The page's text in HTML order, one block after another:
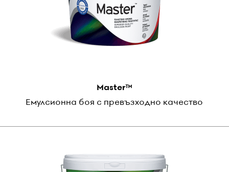
Master™
Емулсионна боя с превъзходно качество